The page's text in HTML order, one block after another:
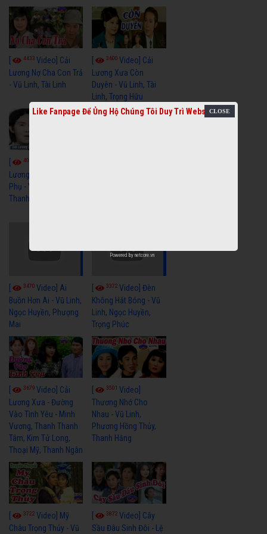
4433 Video] Cải
Lương Nợ Cha Con Trả
- Vũ Linh, Tài Linh
3600Video] Cải
Lương Xưa Còn
Duyên - Vũ Linh, Tài
Linh, Trọng Hữu
4016
Lương Xưa Cô Dâu
Phụ - Vũ Linh, Tài Linh,
Thanh Ngân
3470 Video] Ai
Buồn Hơn Ai - Vũ Linh,
Ngọc Huyền, Phượng
Mai
3372Video] Đèn
Không Hắt Bóng - Vũ
Linh, Ngọc Huyền,
Trọng Phúc
3679 Video] Cải
Lương Xưa - Đường
Vào Tình Yêu - Minh
Vương, Thanh Thanh
Tâm, Kim Tử Long,
Thoại Mỹ, Thanh Ngân
3501Video]
Thương Nhớ Cho
Nhau - Vũ Linh,
Phương Hồng Thủy,
Thanh Hằng
3722 Video] Mỹ
Châu Trọng Thủy - Vũ
3872Video] Cây
Sầu Đâu Sinh Đôi - Lệ
Like Fanpage Để Ủng Hộ Chúng Tôi Duy Trì Website
Powered by netcore.vn